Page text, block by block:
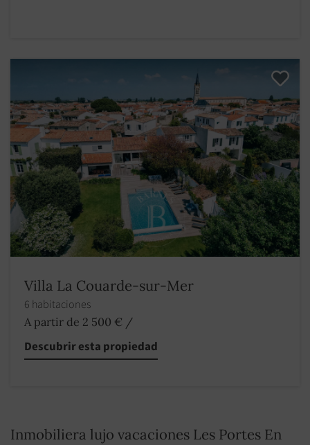
Villa La Couarde-sur-Mer
6 habitaciones
A partir de 2 500 € /
Descubrir esta propiedad
Inmobiliera lujo vacaciones Les Portes En